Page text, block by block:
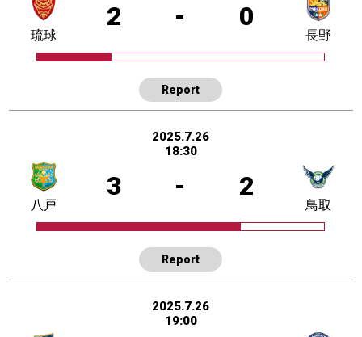
2 - 0
琉球 長野
Report
2025.7.26
18:30
3 - 2
八戸 鳥取
Report
2025.7.26
19:00